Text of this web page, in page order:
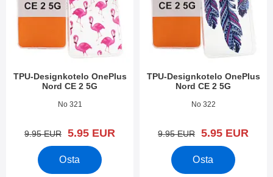
TPU-Designkotelo OnePlus
Nord CE 2 5G
Tuote.nro 44103
No 321
vanha hinta
9.95 EUR uusi hinta
5.95 EUR
Osta
TPU-Designkotelo OnePlus
Nord CE 2 5G
Tuote.nro 44102
No 322
vanha hinta
9.95 EUR uusi hinta
5.95 EUR
Osta